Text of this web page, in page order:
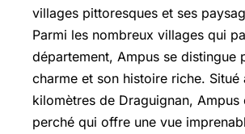
villages pittoresques et ses
Parmi les nombreux villages qui
département, Ampus se distingue
charme et son histoire riche. Situé
kilomètres de Draguignan, Ampus
perché qui offre une vue